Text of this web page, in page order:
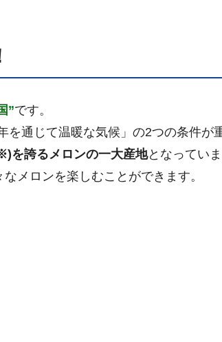
”です。
を通じて温暖な気候」の2つの条件が
を誇るメロンの一大産地となってい
メロンを楽しむことができます。